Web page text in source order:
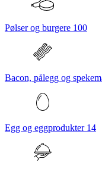
Pølser og burgere 100
Bacon, pålegg og
Egg og eggprodukter 14